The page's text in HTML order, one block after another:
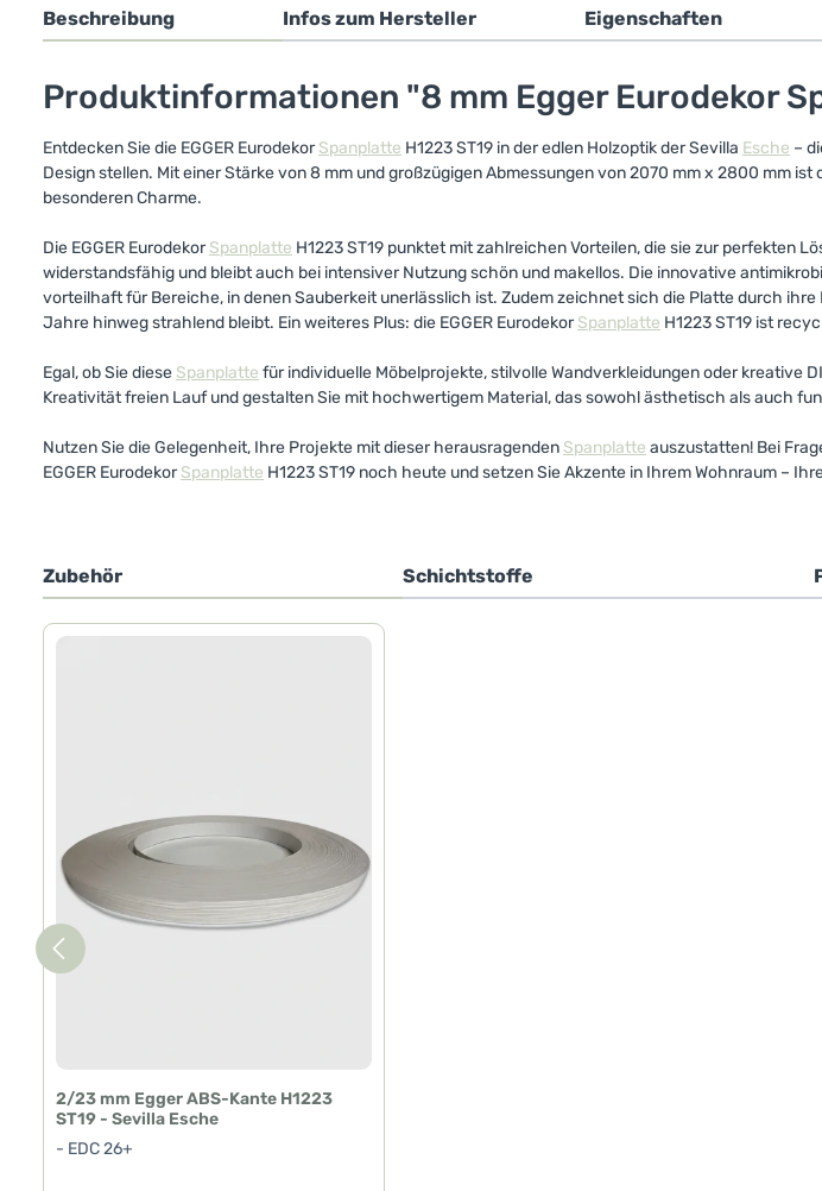
Beschreibung Infos zum Hersteller Eigenschaften
Produktinformationen "8 mm Egger Eurodekor
Entdecken Sie die EGGER EurodekorSpanplatte H1223 ST19 in der edlen Holzoptik der Sevilla Esche –
Design stellen. Mit einer Stärke von 8 mm und großzügigen Abmessungen von 2070 mm x 2800 mm ist
besonderen Charme.
Die EGGER EurodekorSpanplatte H1223 ST19 punktet mit zahlreichen Vorteilen, die sie zur perfekten
widerstandsfähig und bleibt auch bei intensiver Nutzung schön und makellos. Die innovative
vorteilhaft für Bereiche, in denen Sauberkeit unerlässlich ist. Zudem zeichnet sich die Platte durch
Jahre hinweg strahlend bleibt. Ein weiteres Plus: die EGGER EurodekorSpanplatte H1223 ST19 ist
Egal, ob Sie diese Spanplatte für individuelle Möbelprojekte, stilvolle Wandverkleidungen oder kreative
Kreativität freien Lauf und gestalten Sie mit hochwertigem Material, das sowohl ästhetisch als auch
Nutzen Sie die Gelegenheit, Ihre Projekte mit dieser herausragenden Spanplatte auszustatten! Bei
EGGER EurodekorSpanplatte H1223 ST19 noch heute und setzen Sie Akzente in Ihrem Wohnraum –
Zubehör Schichtstoffe
Produktgalerie überspringen
2/23 mm Egger ABS-Kante H1223
ST19 - Sevilla Esche
- EDC 26+